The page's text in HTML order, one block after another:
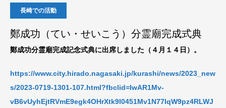
長崎での活動
鄭成功（てい・せいこう）分霊廟完成式典
鄭成功分霊廟完成記念式典に出席しました（４月１４日）。
https://www.city.hirado.nagasaki.jp/kurashi/news/2023_new
s/2023-0719-1301-107.html?fbclid=IwAR1Mv-
vB6vUyhEjtRVmE9egk4OHrXtk9l0451Mv1N77IqW9pz4RLWJ